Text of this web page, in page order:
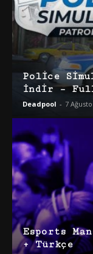
Police
İndir – Full
Deadpool - 7
Esports
+ Türkçe